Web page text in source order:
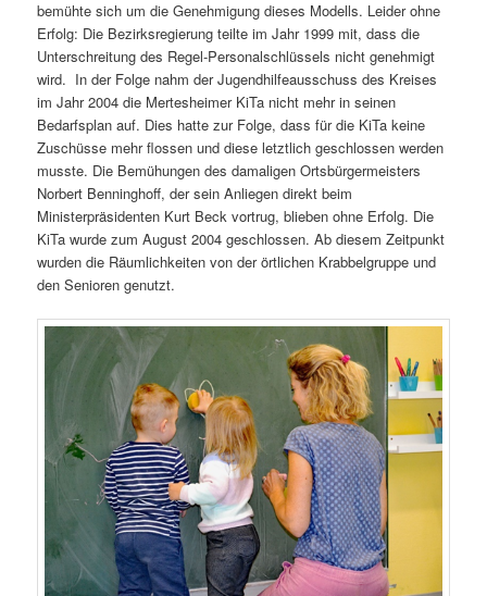
bemühte sich um die Genehmigung dieses Modells. Leider ohne
Erfolg: Die Bezirksregierung teilte im Jahr 1999 mit, dass die
Unterschreitung des Regel-Personalschlüssels nicht genehmigt
wird. In der Folge nahm der Jugendhilfeausschuss des Kreises
im Jahr 2004 die Mertesheimer KiTa nicht mehr in seinen
Bedarfsplan auf. Dies hatte zur Folge, dass für die KiTa keine
Zuschüsse mehr flossen und diese letztlich geschlossen werden
musste. Die Bemühungen des damaligen Ortsbürgermeisters
Norbert Benninghoff, der sein Anliegen direkt beim
Ministerpräsidenten Kurt Beck vortrug, blieben ohne Erfolg. Die
KiTa wurde zum August 2004 geschlossen. Ab diesem Zeitpunkt
wurden die Räumlichkeiten von der örtlichen Krabbelgruppe und
den Senioren genutzt.